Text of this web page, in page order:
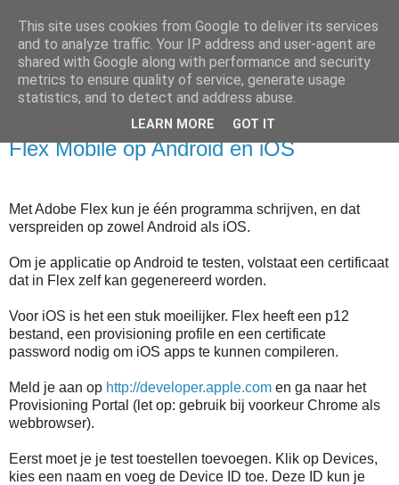
Wim's BLOG
Over gadgets, technologie en informatica
woensdag 15 februari 2012
Flex Mobile op Android en iOS
Met Adobe Flex kun je één programma schrijven, en dat
verspreiden op zowel Android als iOS.
Om je applicatie op Android te testen, volstaat een certificaat
dat in Flex zelf kan gegenereerd worden.
Voor iOS is het een stuk moeilijker. Flex heeft een p12
bestand, een provisioning profile en een certificate
password nodig om iOS apps te kunnen compileren.
Meld je aan op http://developer.apple.com en ga naar het
Provisioning Portal (let op: gebruik bij voorkeur Chrome als
webbrowser).
Eerst moet je je test toestellen toevoegen. Klik op Devices,
kies een naam en voeg de Device ID toe. Deze ID kun je
This site uses cookies from Google to deliver its services
and to analyze traffic. Your IP address and user-agent are
shared with Google along with performance and security
metrics to ensure quality of service, generate usage
statistics, and to detect and address abuse.
LEARN MORE GOT IT